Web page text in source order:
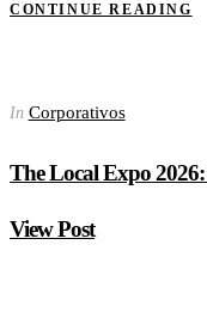
CONTINUE READING
In Corporativos
The Local Expo
View Post